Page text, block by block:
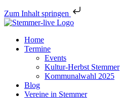
Zum Inhalt springen
Home
Termine
Events
Kultur-Herbst Stemmer
Kommunalwahl 2025
Blog
Vereine in Stemmer